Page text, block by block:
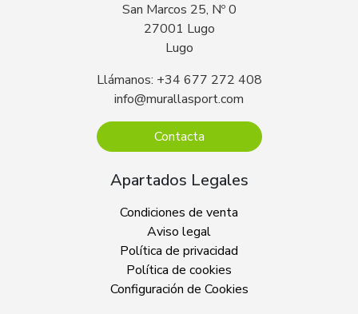
San Marcos 25, Nº 0
27001 Lugo
Lugo
Llámanos: +34 677 272 408
info@murallasport.com
Contacta
Apartados Legales
Condiciones de venta
Aviso legal
Política de privacidad
Política de cookies
Configuración de Cookies